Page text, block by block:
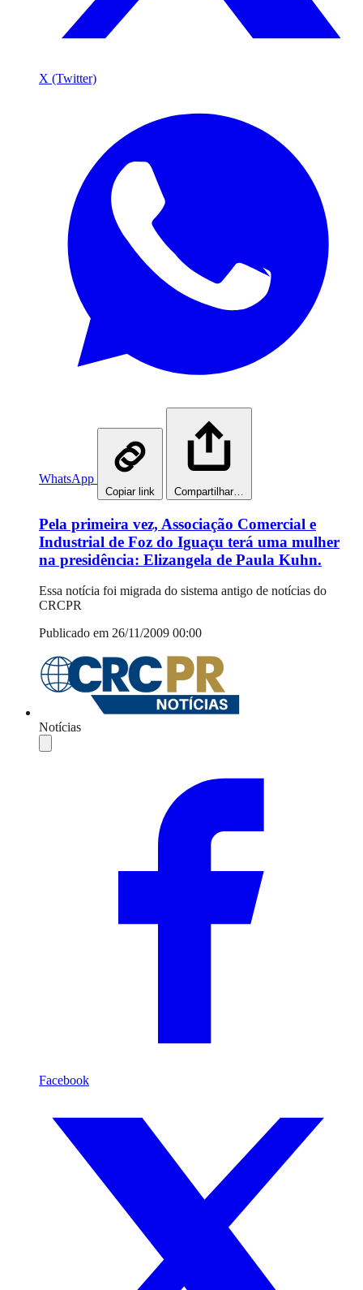
X (Twitter)
WhatsApp
Copiar link Compartilhar…
Pela primeira vez, Associação Comercial e
Industrial de Foz do Iguaçu terá uma mulher
na presidência: Elizangela de Paula Kuhn.
Essa notícia foi migrada do sistema antigo de notícias do
CRCPR
Publicado em 26/11/2009 00:00
Notícias
Compartilhar
Facebook